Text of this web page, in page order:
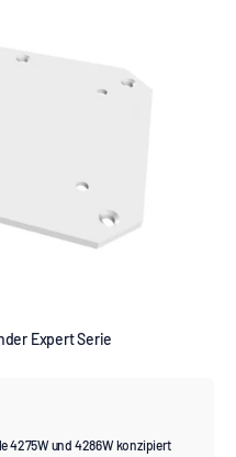
Expert Serie
4275W und 4286W konzipiert